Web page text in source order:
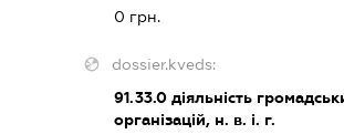
0 грн.
dossier.kveds:
91.33.0діяльність
організацій, н. в. і. г.